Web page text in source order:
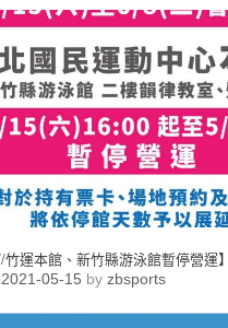
竹運本館、新竹縣游泳館暫停營運】
2021-05-15 by zbsports